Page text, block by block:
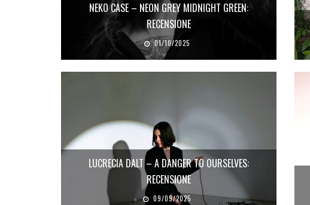
NEKO CASE – NEON GREY MIDNIGHT GREEN:
RECENSIONE
01/10/2025
LUCRECIA DALT – A DANGER TO OURSELVES:
RECENSIONE
09/09/2025